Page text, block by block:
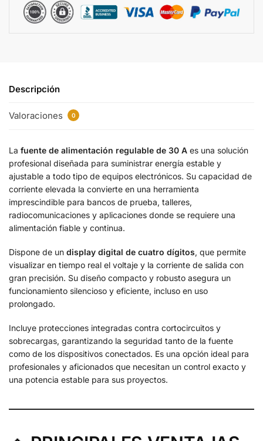
Descripción
Valoraciones 0
La fuente de alimentación regulable de 30 A es una solución
profesional diseñada para suministrar energía estable y
ajustable a todo tipo de equipos electrónicos. Su capacidad de
corriente elevada la convierte en una herramienta
imprescindible para bancos de prueba, talleres,
radiocomunicaciones y aplicaciones donde se requiere una
alimentación fiable y continua.
Dispone de un display digital de cuatro dígitos, que permite
visualizar en tiempo real el voltaje y la corriente de salida con
gran precisión. Su diseño compacto y robusto asegura un
funcionamiento silencioso y eficiente, incluso en uso
prolongado.
Incluye protecciones integradas contra cortocircuitos y
sobrecargas, garantizando la seguridad tanto de la fuente
como de los dispositivos conectados. Es una opción ideal para
profesionales y aficionados que necesitan un control exacto y
una potencia estable para sus proyectos.